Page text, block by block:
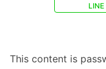
LINE
This content is